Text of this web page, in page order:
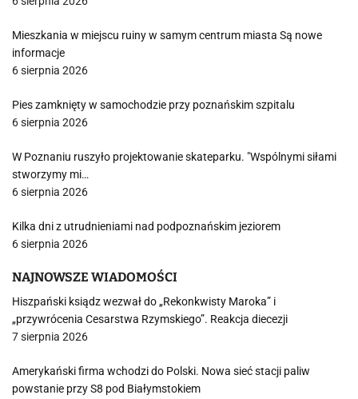
Mieszkania w miejscu ruiny w samym centrum miasta Są nowe
informacje
6 sierpnia 2026
Pies zamknięty w samochodzie przy poznańskim szpitalu
6 sierpnia 2026
W Poznaniu ruszyło projektowanie skateparku. "Wspólnymi siłami
stworzymy mi…
6 sierpnia 2026
Kilka dni z utrudnieniami nad podpoznańskim jeziorem
6 sierpnia 2026
NAJNOWSZE WIADOMOŚCI
Hiszpański ksiądz wezwał do „Rekonkwisty Maroka” i
„przywrócenia Cesarstwa Rzymskiego”. Reakcja diecezji
7 sierpnia 2026
Amerykański firma wchodzi do Polski. Nowa sieć stacji paliw
powstanie przy S8 pod Białymstokiem